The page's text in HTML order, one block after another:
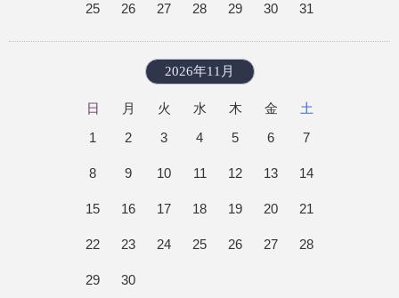
25 26 27 28 29 30 31
2026年11月
日 月 火 水 木 金
土
1
2 3 4 5 6 7
8 9 10 11 12 13 14
15 16 17 18 19 20 21
22 23 24 25 26 27 28
29 30